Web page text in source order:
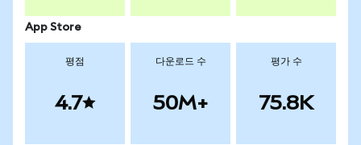
App Store
평점
4.7
다운로드 수
50M+
평가 수
75.8K